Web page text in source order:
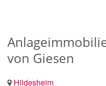
von Giesen
Hildesheim